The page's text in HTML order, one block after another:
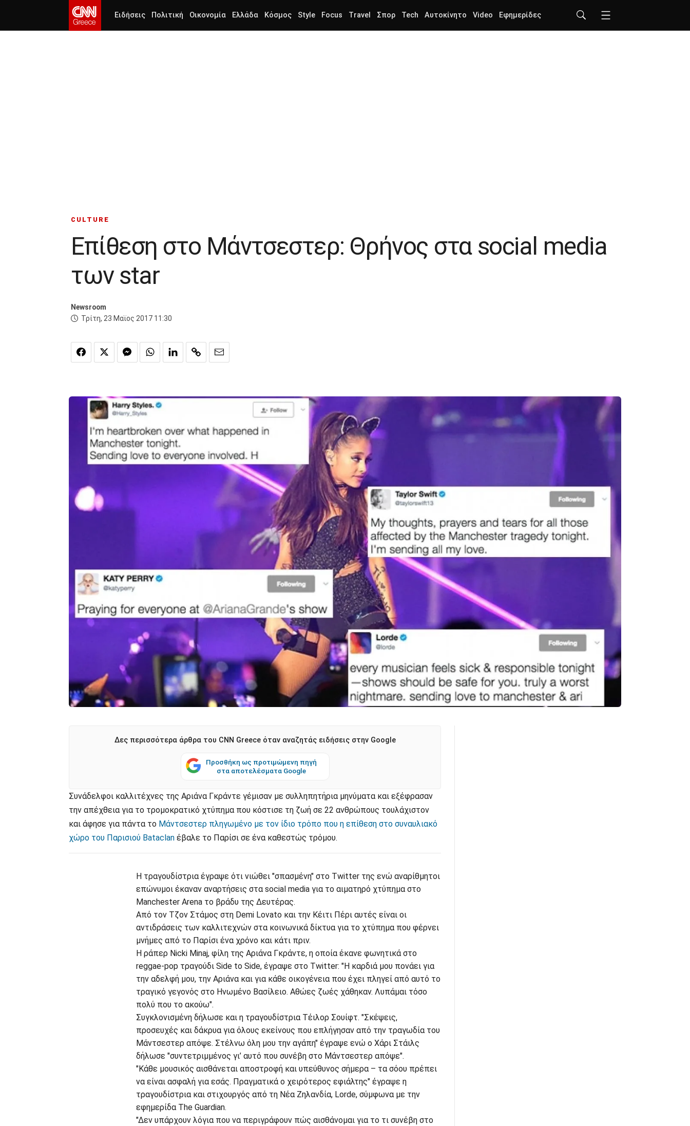
Ειδήσεις Πολιτική Οικονομία Ελλάδα Κόσμος Style Focus Travel Σπορ Tech Αυτοκίνητο Video Εφημερίδες
CULTURE
Επίθεση στο Μάντσεστερ: Θρήνος στα social media
των star
Newsroom
Τρίτη, 23 Μαϊος 2017 11:30
Δες περισσότερα άρθρα του CNN Greece όταν αναζητάς ειδήσεις στην Google
Προσθήκη ως προτιμώμενη πηγή
στα αποτελέσματα Google
Συνάδελφοι καλλιτέχνες της Αριάνα Γκράντε γέμισαν με συλληπητήρια μηνύματα και εξέφρασαν
την απέχθεια για το τρομοκρατικό χτύπημα που κόστισε τη ζωή σε 22 ανθρώπους τουλάχιστον
και άφησε για πάντα το Μάντσεστερ πληγωμένο με τον ίδιο τρόπο που η επίθεση στο συναυλιακό
χώρο του Παρισιού Bataclan έβαλε το Παρίσι σε ένα καθεστώς τρόμου.
Η τραγουδίστρια έγραψε ότι νιώθει "σπασμένη" στο Twitter της ενώ αναρίθμητοι
επώνυμοι έκαναν αναρτήσεις στα social media για το αιματηρό χτύπημα στο
Manchester Arena το βράδυ της Δευτέρας.
Από τον Τζον Στάμος στη Demi Lovato και την Κέιτι Πέρι αυτές είναι οι
αντιδράσεις των καλλιτεχνών στα κοινωνικά δίκτυα για το χτύπημα που φέρνει
μνήμες από το Παρίσι ένα χρόνο και κάτι πριν.
Η ράπερ Νicki Minaj, φίλη της Αριάνα Γκράντε, η οποία έκανε φωνητικά στο
reggae-pop τραγούδι Side to Side, έγραψε στο Twitter: "Η καρδιά μου πονάει για
την αδελφή μου, την Αριάνα και για κάθε οικογένεια που έχει πληγεί από αυτό το
τραγικό γεγονός στο Ηνωμένο Βασίλειο. Αθώες ζωές χάθηκαν. Λυπάμαι τόσο
πολύ που το ακούω".
Συγκλονισμένη δήλωσε και η τραγουδίστρια Τέιλορ Σουίφτ. "Σκέψεις,
προσευχές και δάκρυα για όλους εκείνους που επλήγησαν από την τραγωδία του
Μάντσεστερ απόψε. Στέλνω όλη μου την αγάπη" έγραψε ενώ ο Χάρι Στάιλς
δήλωσε "συντετριμμένος γι’ αυτό που συνέβη στο Μάντσεστερ απόψε".
"Κάθε μουσικός αισθάνεται αποστροφή και υπεύθυνος σήμερα – τα σόου πρέπει
να είναι ασφαλή για εσάς. Πραγματικά ο χειρότερος εφιάλτης" έγραψε η
τραγουδίστρια και στιχουργός από τη Νέα Ζηλανδία, Lorde, σύμφωνα με την
εφημερίδα The Guardian.
"Δεν υπάρχουν λόγια που να περιγράφουν πώς αισθάνομαι για το τι συνέβη στο